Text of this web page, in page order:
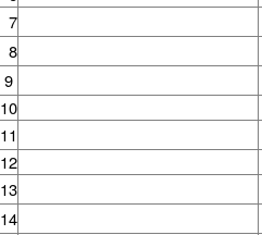
7
8
9
10
11
12
13
14